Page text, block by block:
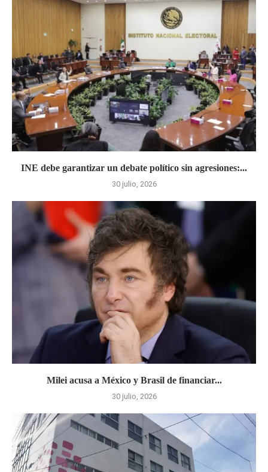
INE debe garantizar un debate político sin agresiones:...
30 julio, 2026
Milei acusa a México y Brasil de financiar...
30 julio, 2026